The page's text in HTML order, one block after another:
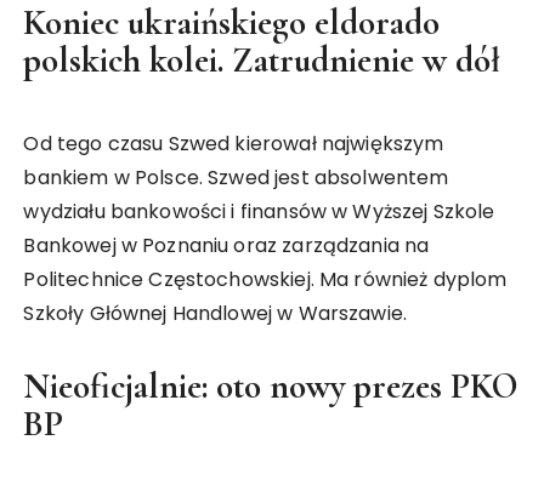
Koniec ukraińskiego eldorado
polskich kolei. Zatrudnienie w dół
Od tego czasu Szwed kierował największym
bankiem w Polsce. Szwed jest absolwentem
wydziału bankowości i finansów w Wyższej Szkole
Bankowej w Poznaniu oraz zarządzania na
Politechnice Częstochowskiej. Ma również dyplom
Szkoły Głównej Handlowej w Warszawie.
Nieoficjalnie: oto nowy prezes PKO
BP